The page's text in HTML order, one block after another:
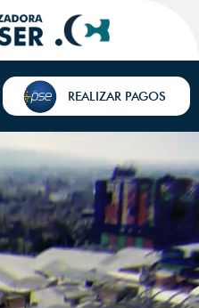
REALIZAR PAGOS